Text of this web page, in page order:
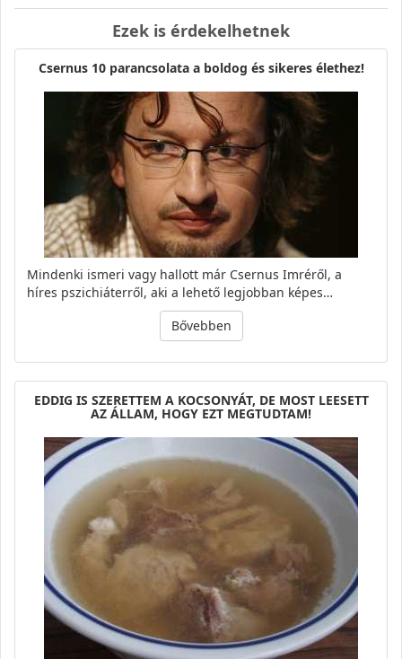
Ezek is érdekelhetnek
Csernus 10 parancsolata a boldog és sikeres élethez!
Mindenki ismeri vagy hallott már Csernus Imréről, a
híres pszichiáterről, aki a lehető legjobban képes…
Bővebben
EDDIG IS SZERETTEM A KOCSONYÁT, DE MOST LEESETT
AZ ÁLLAM, HOGY EZT MEGTUDTAM!